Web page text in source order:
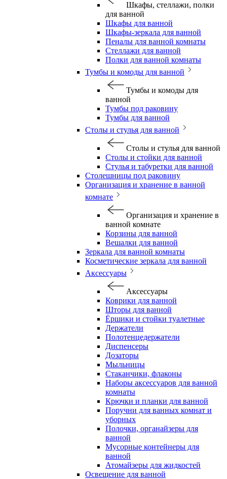
Шкафы, стеллажи, полки
для ванной
Шкафы для ванной
Шкафы-зеркала для ванной
Пеналы для ванной комнаты
Стеллажи для ванной
Полки для ванной комнаты
Тумбы и комоды для ванной
Тумбы и комоды для
ванной
Тумбы под раковину
Тумбы для ванной
Столы и стулья для ванной
Столы и стулья для ванной
Столы и стойки для ванной
Стулья и табуретки для ванной
Столешницы под раковину
Организация и хранение в ванной
комнате
Организация и хранение в
ванной комнате
Корзины для ванной
Вешалки для ванной
Зеркала для ванной комнаты
Косметические зеркала для ванной
Аксессуары
Аксессуары
Коврики для ванной
Шторы для ванной
Ёршики и стойки туалетные
Держатели
Полотенцедержатели
Диспенсеры
Дозаторы
Мыльницы
Стаканчики, флаконы
Наборы аксессуаров для ванной
комнаты
Крючки и планки для ванной
Поручни для ванных комнат и
уборных
Полочки, органайзеры для
ванной
Мусорные контейнеры для
ванной
Атомайзеры для жидкостей
Освещение для ванной